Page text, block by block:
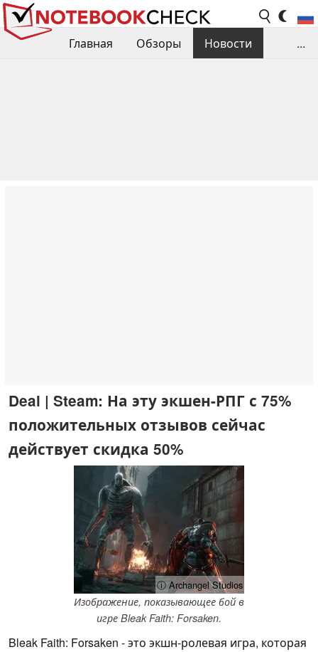
Главная Обзоры
Новости
...
Deal | Steam: На эту экшен-РПГ с 75%
положительных отзывов сейчас
действует скидка 50%
ⓘ Archangel Studios
Изображение, показывающее бой в
игре Bleak Faith: Forsaken.
Bleak Faith: Forsaken - это экшн-ролевая игра, которая